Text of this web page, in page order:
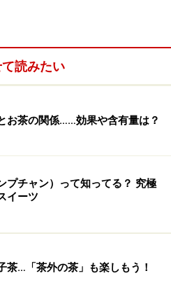
読みたい
お茶の関係……効果や含有量は？
プチャン）って知ってる？ 究極
イーツ
茶…「茶外の茶」も楽しもう！